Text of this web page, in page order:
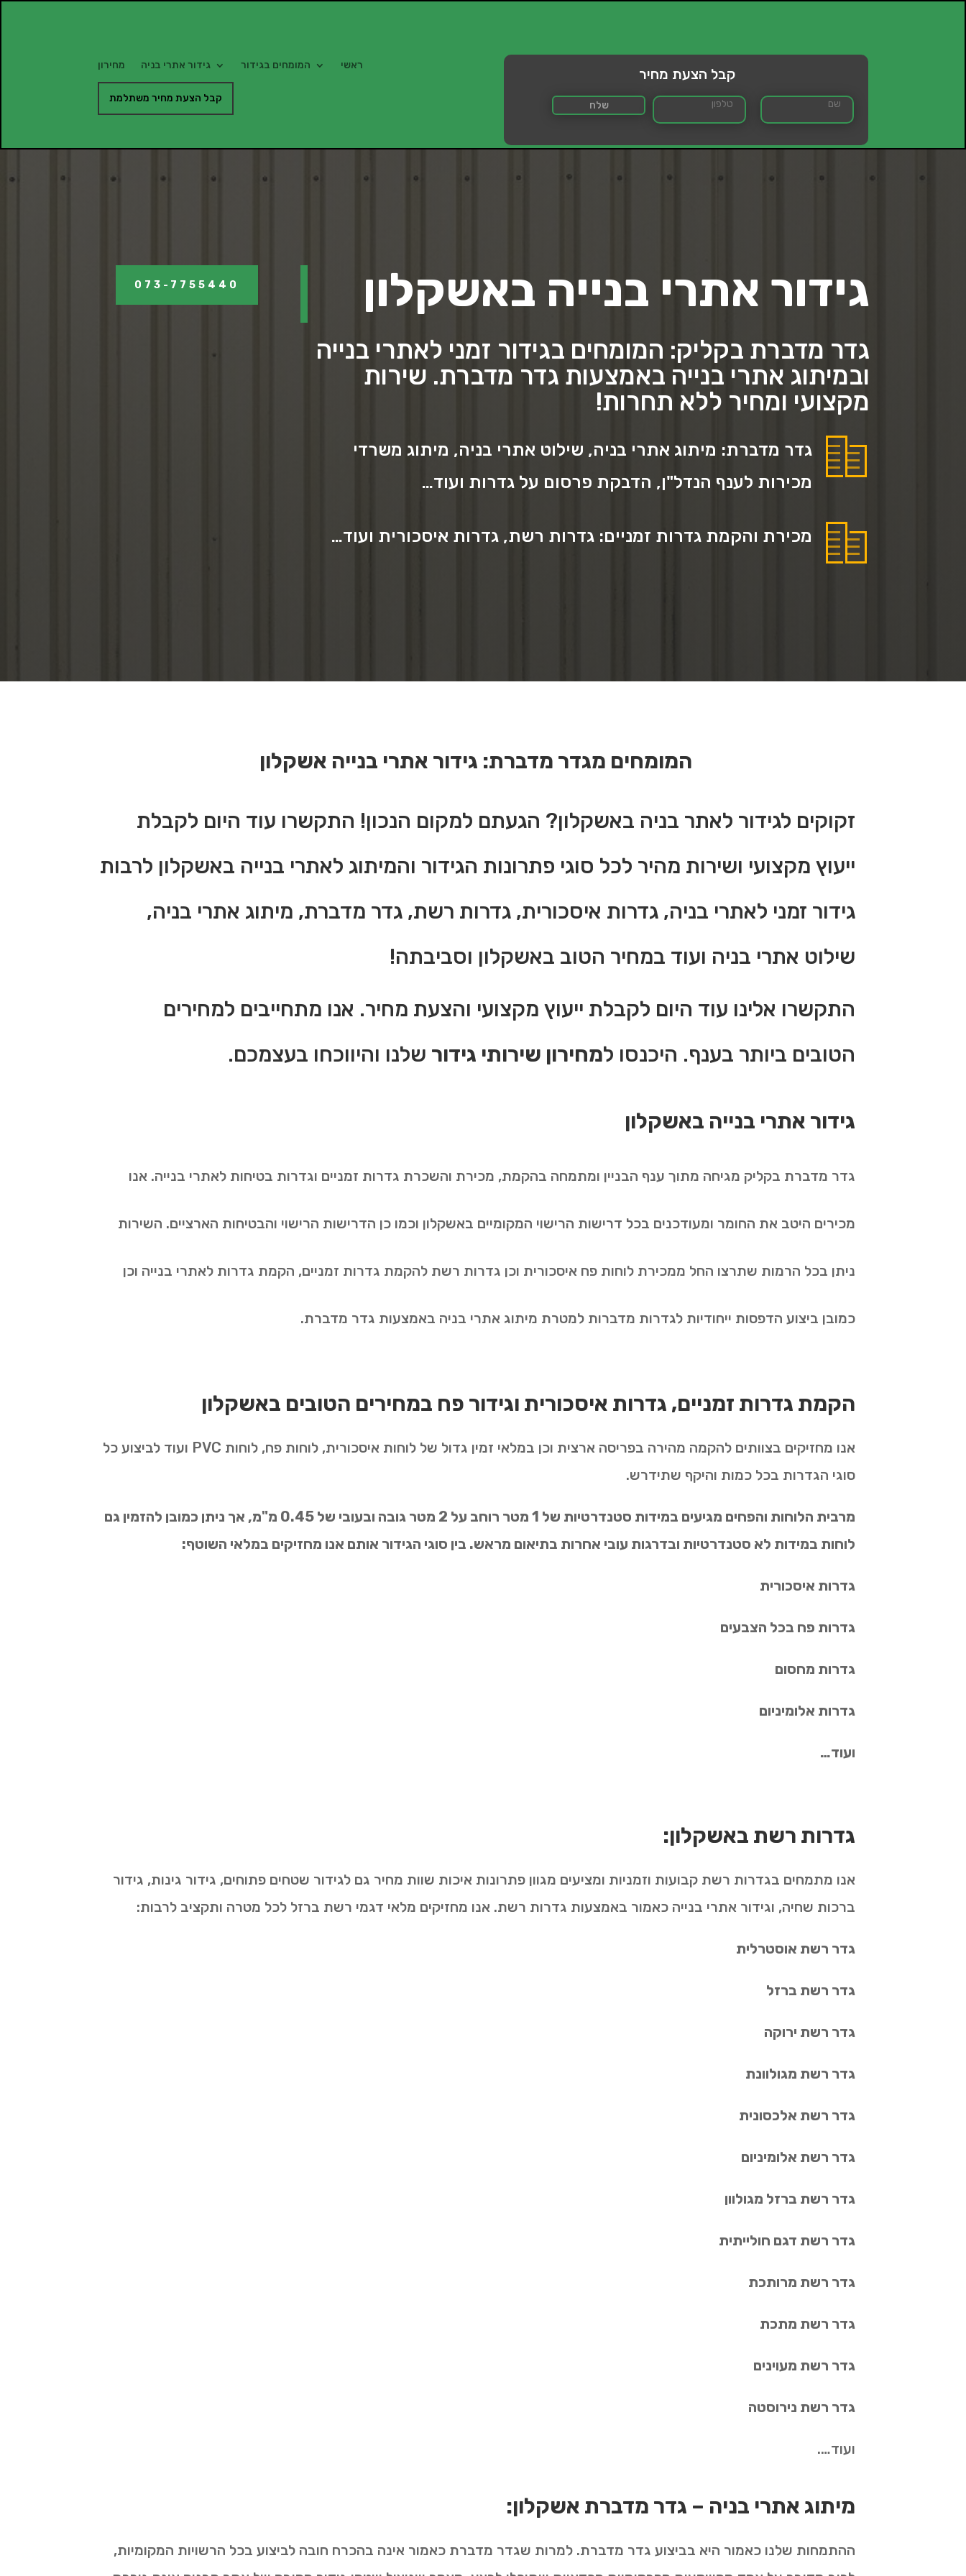
ראשי המומחים בגידור גידור אתרי בניה מחירון
קבל הצעת מחיר משתלמת
קבל הצעת מחיר
שלח
073-7755440 גידור אתרי בנייה באשקלון
גדר מדברת בקליק: המומחים בגידור זמני לאתרי בנייה
ובמיתוג אתרי בנייה באמצעות גדר מדברת. שירות
מקצועי ומחיר ללא תחרות!
גדר מדברת: מיתוג אתרי בניה, שילוט אתרי בניה, מיתוג משרדי
מכירות לענף הנדל"ן, הדבקת פרסום על גדרות ועוד…
מכירת והקמת גדרות זמניים: גדרות רשת, גדרות איסכורית ועוד…
המומחים מגדר מדברת: גידור אתרי בנייה אשקלון
זקוקים לגידור לאתר בניה באשקלון? הגעתם למקום הנכון! התקשרו עוד היום לקבלת
ייעוץ מקצועי ושירות מהיר לכל סוגי פתרונות הגידור והמיתוג לאתרי בנייה באשקלון לרבות
גידור זמני לאתרי בניה, גדרות איסכורית, גדרות רשת, גדר מדברת, מיתוג אתרי בניה,
שילוט אתרי בניה ועוד במחיר הטוב באשקלון וסביבתה!
התקשרו אלינו עוד היום לקבלת ייעוץ מקצועי והצעת מחיר. אנו מתחייבים למחירים
הטובים ביותר בענף. היכנסו למחירון שירותי גידור שלנו והיווכחו בעצמכם.
גידור אתרי בנייה באשקלון
גדר מדברת בקליק מגיחה מתוך ענף הבניין ומתמחה בהקמת, מכירת והשכרת גדרות זמניים וגדרות בטיחות לאתרי בנייה. אנו
מכירים היטב את החומר ומעודכנים בכל דרישות הרישוי המקומיים באשקלון וכמו כן הדרישות הרישוי והבטיחות הארציים. השירות
ניתן בכל הרמות שתרצו החל ממכירת לוחות פח איסכורית וכן גדרות רשת להקמת גדרות זמניים, הקמת גדרות לאתרי בנייה וכן
כמובן ביצוע הדפסות ייחודיות לגדרות מדברות למטרת מיתוג אתרי בניה באמצעות גדר מדברת.
הקמת גדרות זמניים, גדרות איסכורית וגידור פח במחירים הטובים באשקלון
אנו מחזיקים בצוותים להקמה מהירה בפריסה ארצית וכן במלאי זמין גדול של לוחות איסכורית, לוחות פח, לוחות PVC ועוד לביצוע כל
סוגי הגדרות בכל כמות והיקף שתידרש.
מרבית הלוחות והפחים מגיעים במידות סטנדרטיות של 1 מטר רוחב על 2 מטר גובה ובעובי של 0.45 מ"מ, אך ניתן כמובן להזמין גם
לוחות במידות לא סטנדרטיות ובדרגות עובי אחרות בתיאום מראש. בין סוגי הגידור אותם אנו מחזיקים במלאי השוטף:
גדרות איסכורית
גדרות פח בכל הצבעים
גדרות מחסום
גדרות אלומיניום
ועוד…
גדרות רשת באשקלון:
אנו מתמחים בגדרות רשת קבועות וזמניות ומציעים מגוון פתרונות איכות שוות מחיר גם לגידור שטחים פתוחים, גידור גינות, גידור
ברכות שחיה, וגידור אתרי בנייה כאמור באמצעות גדרות רשת. אנו מחזיקים מלאי דגמי רשת ברזל לכל מטרה ותקציב לרבות:
גדר רשת אוסטרלית
גדר רשת ברזל
גדר רשת ירוקה
גדר רשת מגולוונת
גדר רשת אלכסונית
גדר רשת אלומיניום
גדר רשת ברזל מגולוון
גדר רשת דגם חולייתית
גדר רשת מרותכת
גדר רשת מתכת
גדר רשת מעוינים
גדר רשת נירוסטה
ועוד….
מיתוג אתרי בניה – גדר מדברת אשקלון:
ההתמחות שלנו כאמור היא בביצוע גדר מדברת. למרות שגדר מדברת כאמור אינה בהכרח חובה לביצוע בכל הרשויות המקומיות,